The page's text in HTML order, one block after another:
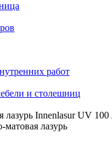
работ
и столешниц
лазурь Innenlasur UV
лазурь